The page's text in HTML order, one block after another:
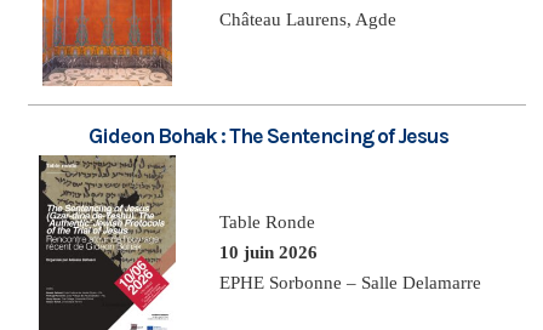
Château Laurens, Agde
Gideon Bohak : The Sentencing of Jesus
Table Ronde
10 juin 2026
EPHE Sorbonne – Salle Delamarre